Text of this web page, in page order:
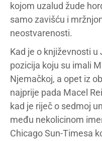
kojom uzalud žude
samo zavišću i
neostvarenosti.
Kad je o književnosti
pozicija koju su imali
Njemačkoj, a opet iz
najprije pada Macel
kad je riječ o sedmoj
među nekolicinom
Chicago Sun-Timesa